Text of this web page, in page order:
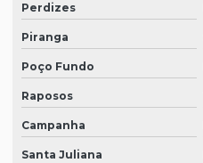
Perdizes
Piranga
Poço Fundo
Raposos
Campanha
Santa Juliana